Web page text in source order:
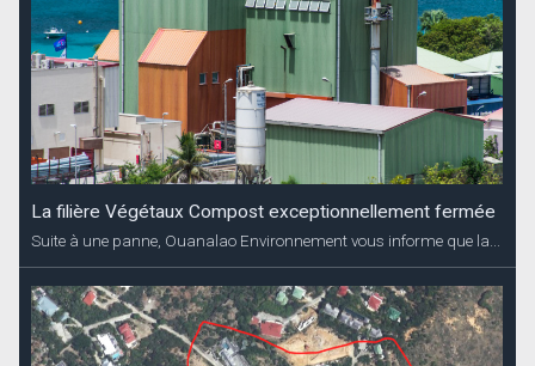
La filière Végétaux Compost exceptionnellement fermée
Suite à une panne, Ouanalao Environnement vous informe que la...